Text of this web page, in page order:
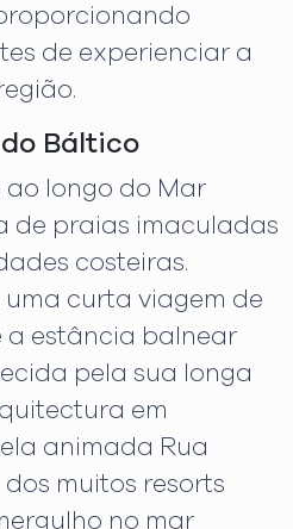
de experienciar a
Báltico
longo do Mar
de praias imaculadas
costeiras.
curta viagem de
a estância balnear
pela sua longa
em
animada Rua
muitos resorts
no mar